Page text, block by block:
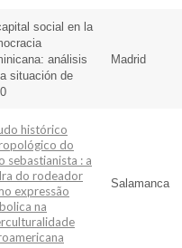
social en la
análisis
situación de
Madrid
histórico
do
sebastianista : a
do rodeador
expressão
na
Salamanca